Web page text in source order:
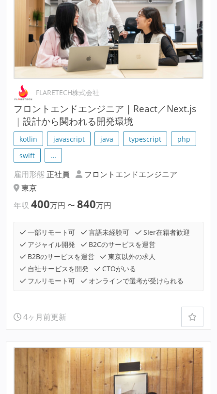
FLARETECH株式会社
フロントエンドエンジニア｜React／Next.js
｜設計から関われる開発環境
kotlin javascript java typescript
php
swift
…
雇用形態 正社員
フロントエンドエンジニア
東京
年収 400万円 〜 840万円
一部リモート可 言語未経験可
SIer在籍者歓迎
アジャイル開発
B2Cのサービスを運営
B2Bのサービスを運営
東京以外の求人
自社サービスを開発
CTOがいる
フルリモート可
オンラインで選考が受けられる
4ヶ月前更新